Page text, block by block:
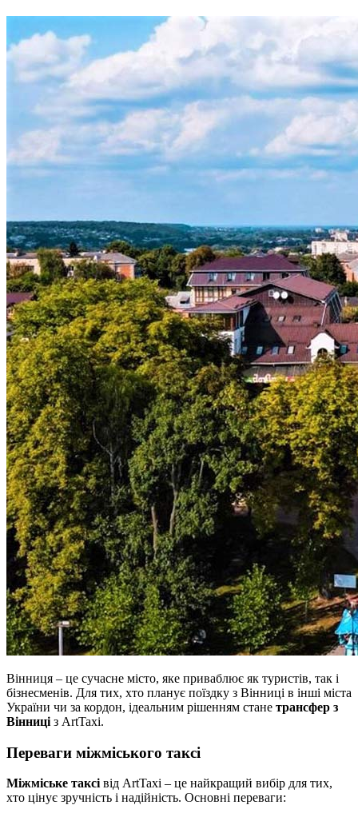
Вінниця – це сучасне місто, яке приваблює як туристів, так і
бізнесменів. Для тих, хто планує поїздку з Вінниці в інші міста
України чи за кордон, ідеальним рішенням стане трансфер з
Вінниці з ArtTaxi.
Переваги міжміського таксі
Міжміське таксі від ArtTaxi – це найкращий вибір для тих,
хто цінує зручність і надійність. Основні переваги: